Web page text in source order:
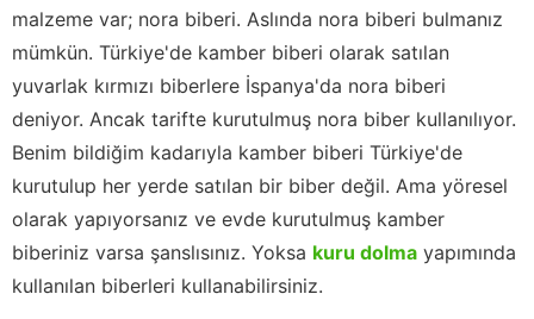
malzeme var; nora biberi. Aslında nora biberi bulmanız
mümkün. Türkiye'de kamber biberi olarak satılan
yuvarlak kırmızı biberlere İspanya'da nora biberi
deniyor. Ancak tarifte kurutulmuş nora biber kullanılıyor.
Benim bildiğim kadarıyla kamber biberi Türkiye'de
kurutulup her yerde satılan bir biber değil. Ama yöresel
olarak yapıyorsanız ve evde kurutulmuş kamber
biberiniz varsa şanslısınız. Yoksa kuru dolma yapımında
kullanılan biberleri kullanabilirsiniz.